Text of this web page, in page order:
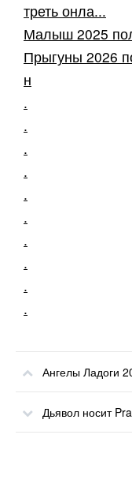
треть онла...
Малыш 2025
Прыгуны 2026
н
.
.
.
.
.
.
.
.
.
.
Ангелы Ладоги
Дьявол носит